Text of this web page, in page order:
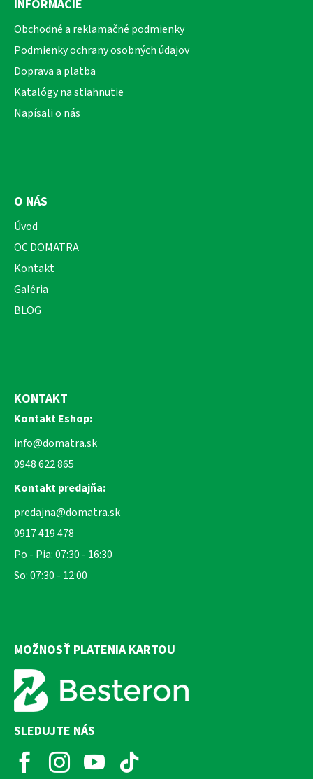
INFORMÁCIE
Obchodné a reklamačné podmienky
Podmienky ochrany osobných údajov
Doprava a platba
Katalógy na stiahnutie
Napísali o nás
O NÁS
Úvod
OC DOMATRA
Kontakt
Galéria
BLOG
KONTAKT
Kontakt Eshop:
info@domatra.sk
0948 622 865
Kontakt predajňa:
predajna@domatra.sk
0917 419 478
Po - Pia: 07:30 - 16:30
So: 07:30 - 12:00
MOŽNOSŤ PLATENIA KARTOU
SLEDUJTE NÁS